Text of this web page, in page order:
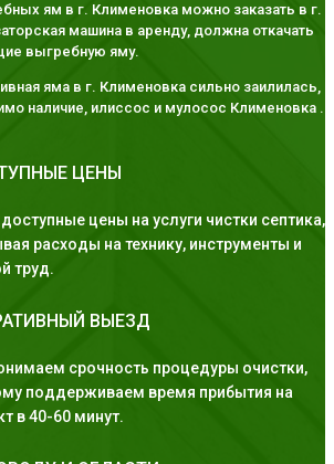
ям в г. Клименовка можно заказать в г.
машина в аренду, должна откачать
выгребную яму.
яма в г. Клименовка сильно заилилась,
наличие, илиссос и мулосос Клименовка .
ЦЕНЫ
цены на услуги чистки септика,
расходы на технику, инструменты и
труд.
ВЫЕЗД
срочность процедуры очистки,
поддерживаем время прибытия на
в 40-60 минут.